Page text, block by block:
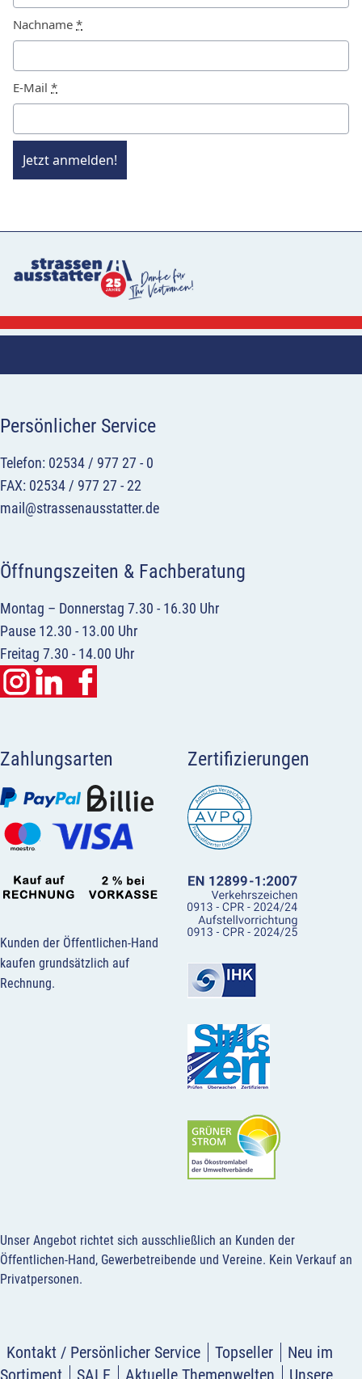
Nachname *
E-Mail *
Jetzt anmelden!
Persönlicher Service
Telefon: 02534 / 977 27 - 0
FAX: 02534 / 977 27 - 22
mail@strassenausstatter.de
Öffnungszeiten & Fachberatung
Montag – Donnerstag 7.30 - 16.30 Uhr
Pause 12.30 - 13.00 Uhr
Freitag 7.30 - 14.00 Uhr
Zahlungsarten
Kunden der Öffentlichen-Hand
kaufen grundsätzlich auf
Rechnung.
Zertifizierungen
Unser Angebot richtet sich ausschließlich an Kunden der
Öffentlichen-Hand, Gewerbetreibende und Vereine. Kein Verkauf an
Privatpersonen.
Kontakt / Persönlicher Service Topseller
Neu im
Sortiment
SALE Aktuelle Themenwelten Unsere